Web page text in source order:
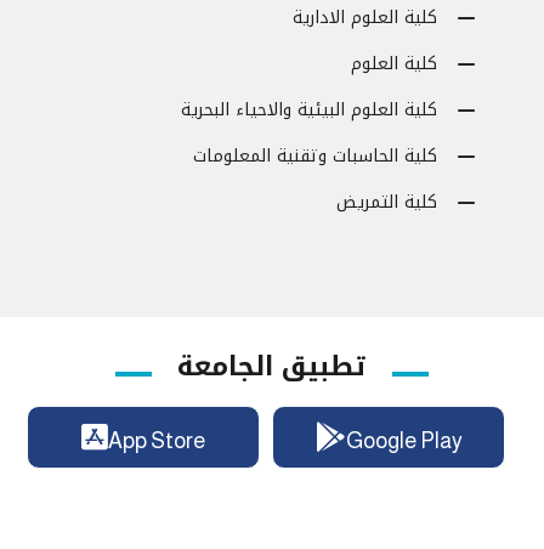
كلية العلوم الادارية
كلية العلوم
كلية العلوم البيئية والاحياء البحرية
كلية الحاسبات وتقنية المعلومات
كلية التمريض
تطبيق الجامعة
Google Play
App Store